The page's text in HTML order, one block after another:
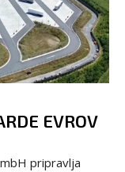
EVROV
pripravlja